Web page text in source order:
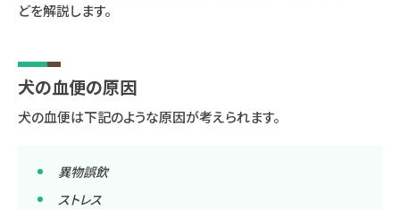
どを解説します。
犬の血便の原因
犬の血便は下記のような原因が考えられます。
異物誤飲
ストレス